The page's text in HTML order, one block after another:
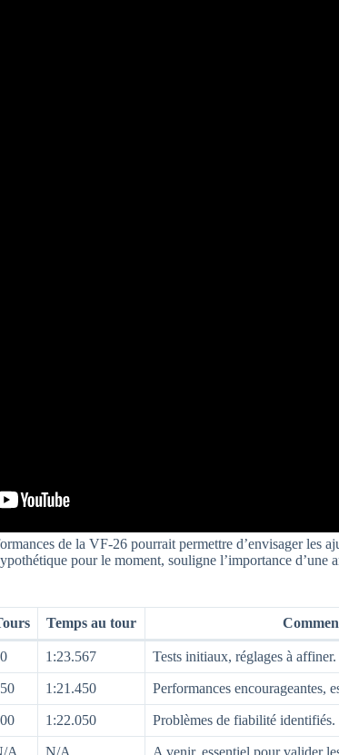
de la VF-26 pourrait permettre d’envisager les
pour le moment, souligne l’importance d’une
Temps au tour
1:23.567 Tests initiaux, réglages à affiner.
1:21.450 Performances encourageantes,
1:22.050 Problèmes de fiabilité identifiés.
A N/A A venir, essentiel pour valider